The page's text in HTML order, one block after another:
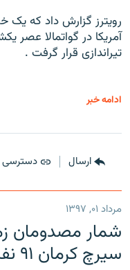
رویترز گزارش داد که
آمریکا در گواتمالا
تیراندازی قرار گرفت .
ادامه خبر
ارسال دسترسی
مرداد ۰۱, ۱۳۹۷
شمار مصدومان
سیرچ کرمان ۹۱ نفر اعلام شد